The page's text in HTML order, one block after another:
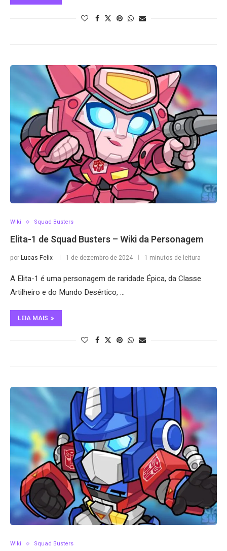
Wiki Squad Busters
Elita-1 de Squad Busters – Wiki da Personagem
porLucas Felix 1 de dezembro de 2024 1 minutos de leitura
A Elita-1 é uma personagem de raridade Épica, da Classe
Artilheiro e do Mundo Desértico, …
LEIA MAIS
Wiki Squad Busters